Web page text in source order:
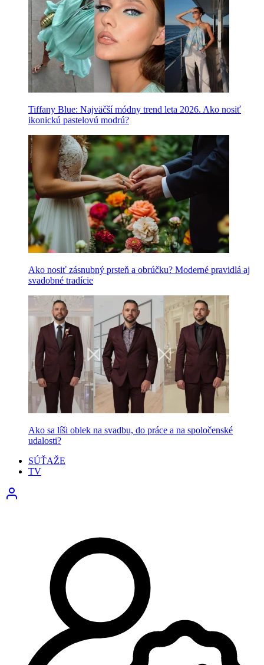
Tiffany Blue: Najväčší módny trend leta 2026. Ako nosiť
ikonickú pastelovú modrú?
Ako nosiť zásnubný prsteň a obrúčku? Moderné pravidlá aj
svadobné tradície
Ako sa líši oblek na svadbu, do práce a na spoločenské
udalosti?
SÚŤAŽE
TV